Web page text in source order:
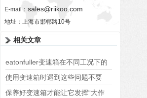
E-mail： sales@riikoo.com
地址：上海市邯郸路10号
相关文章
eatonfuller变速箱在不同工况下的
换挡逻辑是怎样的，如何根据需要
进行调整？
使用变速箱时遇到这些问题不要
慌！
保养好变速箱才能让它发挥“大作